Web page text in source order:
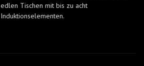
edlen Tischen mit bis zu acht
Induktionselementen.